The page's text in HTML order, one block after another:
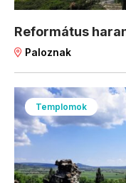
Református
Paloznak
Templomok